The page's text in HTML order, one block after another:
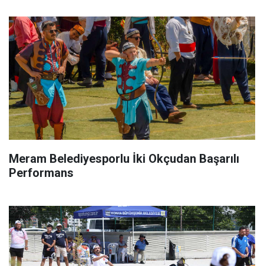
Meram Belediyesporlu İki Okçudan Başarılı
Performans